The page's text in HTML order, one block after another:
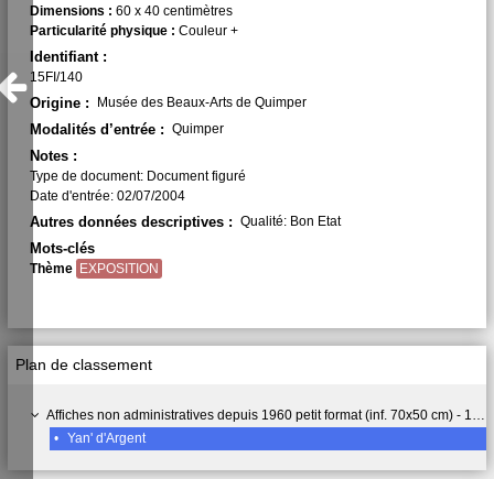
Plan de classement
Affiches non administratives depuis 1960 petit format (inf. 70x50 cm) - 15 FI
•
Yan' d'Argent
Dimensions : 60 x 40 centimètres
Particularité physique : Couleur +
Identifiant :
15FI/140
Origine : Musée des Beaux-Arts de Quimper
Modalités d’entrée : Quimper
Notes :
Type de document: Document figuré
Date d'entrée: 02/07/2004
Autres données descriptives : Qualité: Bon Etat
Mots-clés
Thème EXPOSITION